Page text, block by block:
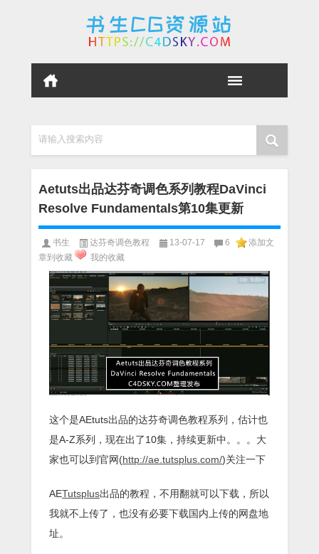
请输入搜索内容
Aetuts出品达芬奇调色系列教程DaVinci
Resolve Fundamentals第10集更新
书生 达芬奇调色教程 13-07-17 6
添加文
章到收藏
我的收藏
这个是AEtuts出品的达芬奇调色教程系列，估计也
是A-Z系列，现在出了10集，持续更新中。。。大
家也可以到官网(http://ae.tutsplus.com/)关注一下
AETutsplus出品的教程，不用翻就可以下载，所以
我就不上传了，也没有必要下载国内上传的网盘地
址。